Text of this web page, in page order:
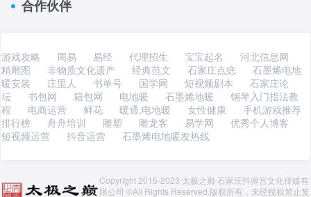
合作伙伴
游戏攻略 周易 易经 代理招生 宝宝起名
河北信息网
精雕图
非物质文化遗产 经典范文 石家庄点痣
石墨烯电地
暖安装
庄里人 书单号 国学网 短视频剧本
石家庄论
坛
书包网 箱包网 电地暖 石墨烯地暖
钢琴入门指法教
程
电商运营 鲜花 暖通,电地暖 女性健康
手机游戏推荐
排行榜
舟舟培训 雕塑 雕龙客 易学网
优秀个人博客
短视频运营
抖音运营 石墨烯电地暖发热线
Copyright 2015-2023 太极之巅 石家庄抖帅宫文化传媒有
限公司 ©All Rights Reserved.版权所有，未经授权禁止复